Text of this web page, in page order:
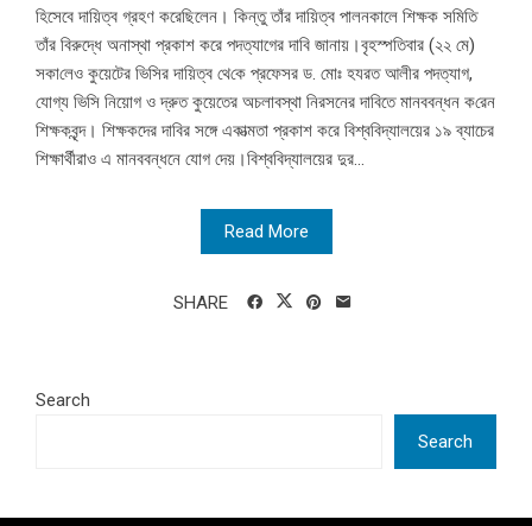
হিসেবে দায়িত্ব গ্রহণ করেছিলেন। কিন্তু তাঁর দায়িত্ব পালনকালে শিক্ষক সমিতি
তাঁর বিরুদ্ধে অনাস্থা প্রকাশ করে পদত্যাগের দাবি জানায়।বৃহস্পতিবার (২২ মে)
সকা‌লেও কুয়েটের ভিসির দা‌য়িত্ব থে‌কে প্রফেসর ড. মোঃ হযরত আলীর পদত্যাগ,
যোগ্য ভিসি নিয়োগ ও দ্রুত কুয়েতের অচলাবস্থা নিরসনের দাবিতে মানববন্ধন ক‌রেন
শিক্ষকবৃন্দ। শিক্ষকদের দাবির সঙ্গে একাত্মতা প্রকাশ করে বিশ্ববিদ্যালয়ের ১৯ ব্যাচের
শিক্ষার্থীরাও এ মানববন্ধনে যোগ দেয়।বিশ্ববিদ্যালয়ের দুর...
Read More
SHARE
Search
Search